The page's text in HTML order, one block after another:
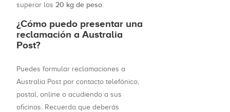
superar los 20 kg de peso.
¿Cómo puedo presentar una
reclamación a Australia
Post?
Puedes formular reclamaciones a
Australia Post por contacto telefónico,
postal, online o acudiendo a sus
oficinas. Recuerda que deberás